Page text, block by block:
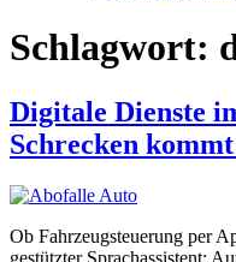
Schlagwort:
Digitale Dienste
Schrecken kommt
Ob Fahrzeugsteuerung per
gestützter Sprachassistent: